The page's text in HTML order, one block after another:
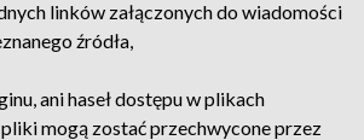
linków załączonych do wiadomości
źródła,
ani haseł dostępu w plikach
mogą zostać przechwycone przez